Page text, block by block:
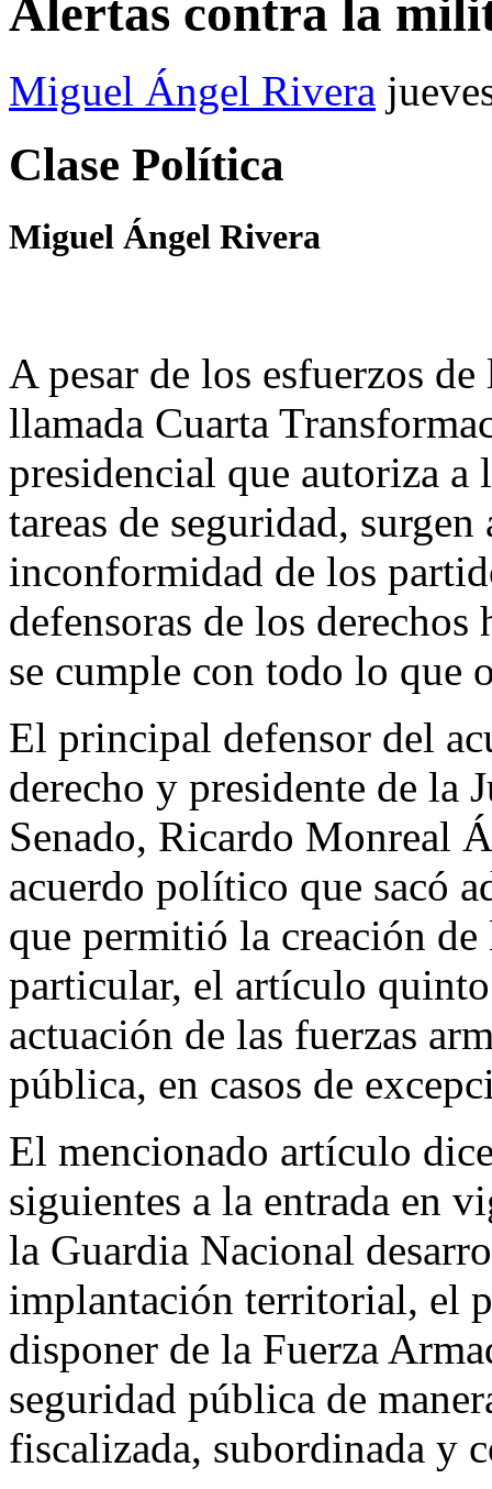
Alertas contra la
Miguel Ángel Rivera
Clase Política
Miguel Ángel Rivera
A pesar de los esfuerzos
llamada Cuarta
presidencial que autoriza
tareas de seguridad,
inconformidad de los
defensoras de los
se cumple con todo lo que
El principal defensor del
derecho y presidente de la
Senado, Ricardo Monreal
acuerdo político que sacó
que permitió la creación
particular, el artículo
actuación de las fuerzas
pública, en casos de
El mencionado artículo
siguientes a la entrada en
la Guardia Nacional
implantación territorial, el
disponer de la Fuerza
seguridad pública de
fiscalizada, subordinada y